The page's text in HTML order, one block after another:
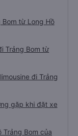
Bom từ Long Hồ
Trảng Bom từ
đi Trảng
gặp khi đặt xe
Trảng Bom của